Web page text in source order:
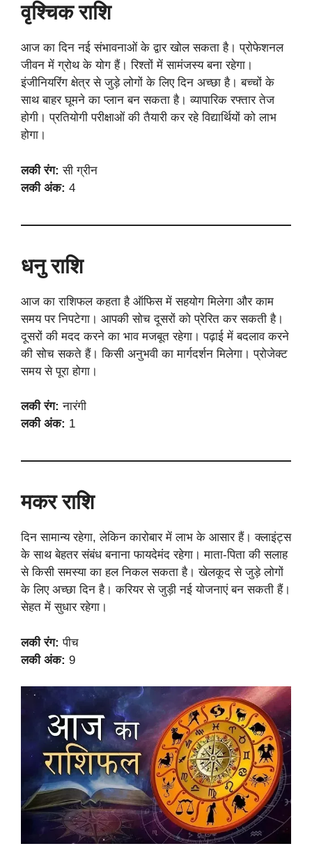
वृश्चिक राशि
आज का दिन नई संभावनाओं के द्वार खोल सकता है। प्रोफेशनल
जीवन में ग्रोथ के योग हैं। रिश्तों में सामंजस्य बना रहेगा।
इंजीनियरिंग क्षेत्र से जुड़े लोगों के लिए दिन अच्छा है। बच्चों के
साथ बाहर घूमने का प्लान बन सकता है। व्यापारिक रफ्तार तेज
होगी। प्रतियोगी परीक्षाओं की तैयारी कर रहे विद्यार्थियों को लाभ
होगा।
लकी रंग: सी ग्रीन
लकी अंक: 4
धनु राशि
आज का राशिफल कहता है ऑफिस में सहयोग मिलेगा और काम
समय पर निपटेगा। आपकी सोच दूसरों को प्रेरित कर सकती है।
दूसरों की मदद करने का भाव मजबूत रहेगा। पढ़ाई में बदलाव करने
की सोच सकते हैं। किसी अनुभवी का मार्गदर्शन मिलेगा। प्रोजेक्ट
समय से पूरा होगा।
लकी रंग: नारंगी
लकी अंक: 1
मकर राशि
दिन सामान्य रहेगा, लेकिन कारोबार में लाभ के आसार हैं। क्लाइंट्स
के साथ बेहतर संबंध बनाना फायदेमंद रहेगा। माता-पिता की सलाह
से किसी समस्या का हल निकल सकता है। खेलकूद से जुड़े लोगों
के लिए अच्छा दिन है। करियर से जुड़ी नई योजनाएं बन सकती हैं।
सेहत में सुधार रहेगा।
लकी रंग: पीच
लकी अंक: 9